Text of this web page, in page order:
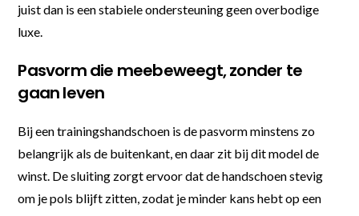
juist dan is een stabiele ondersteuning geen overbodige
luxe.
Pasvorm die meebeweegt, zonder te
gaan leven
Bij een trainingshandschoen is de pasvorm minstens zo
belangrijk als de buitenkant, en daar zit bij dit model de
winst. De sluiting zorgt ervoor dat de handschoen stevig
om je pols blijft zitten, zodat je minder kans hebt op een